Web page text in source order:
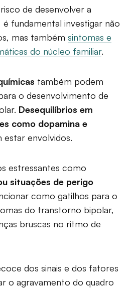
de desenvolver a
é fundamental investigar não
mas também sintomas e
do núcleo familiar.
também podem
o desenvolvimento de
Desequilíbrios em
como dopamina e
estar envolvidos.
estressantes como
situações de perigo
como gatilhos para o
do transtorno bipolar,
bruscas no ritmo de
dos sinais e dos fatores
o agravamento do quadro